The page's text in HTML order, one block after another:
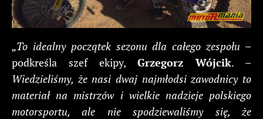
„To idealny początek sezonu dla całego zespołu –
podkreśla szef ekipy, Grzegorz Wójcik. –
Wiedzieliśmy, że nasi dwaj najmłodsi zawodnicy to
materiał na mistrzów i wielkie nadzieje polskiego
motorsportu, ale nie spodziewaliśmy się, że